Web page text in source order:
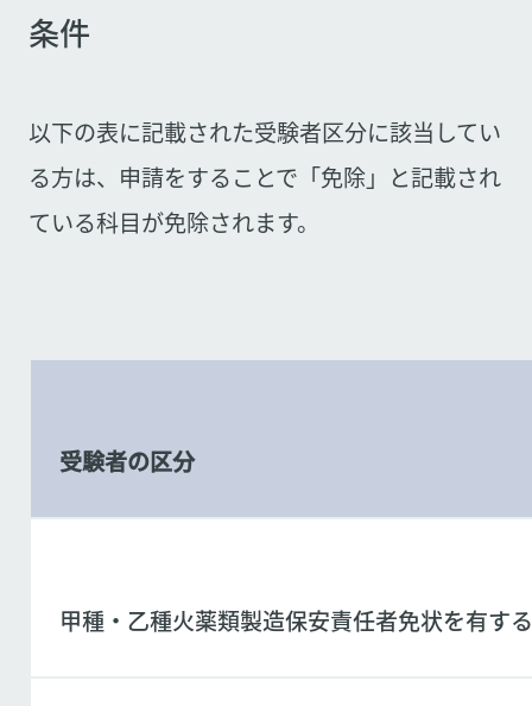
条件
以下の表に記載された受験者区分に該当してい
る方は、申請をすることで「免除」と記載され
ている科目が免除されます。
受験者の区分
甲種・乙種火薬類製造保安責任者免状を有す